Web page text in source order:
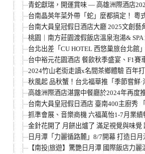
青蛇獻瑞，開運賞味 — 高雄洲際酒店
台南晶英年菜外帶「蛇」麼都搞定！ 粵
台南大員皇冠假日酒店大廳 2025文創
桃園｜南方莊園渡假飯店溫泉泡湯&
台北出差「CU HOTEL 西悠巢旅台北館
台中裕元花園酒店 餐飲秋季盛宴、F1賽
2024竹山老街走讀x名間茶鄉體驗 百年
秋風起 品秋蟹！台北福華推「季節嘗鮮
高雄洲際酒店湛露中餐廳於2024年再度
台南大員皇冠假日酒店 臺南400主廚秀
抓準會展、音樂商機 六福萬怡1-7月業
金針花開了 月餅出爐了 滿足視覺與味
日月潭「力麗循路麓」8/7開幕 打造日
【南投|旅遊】驚艷日月潭 國際飯店力